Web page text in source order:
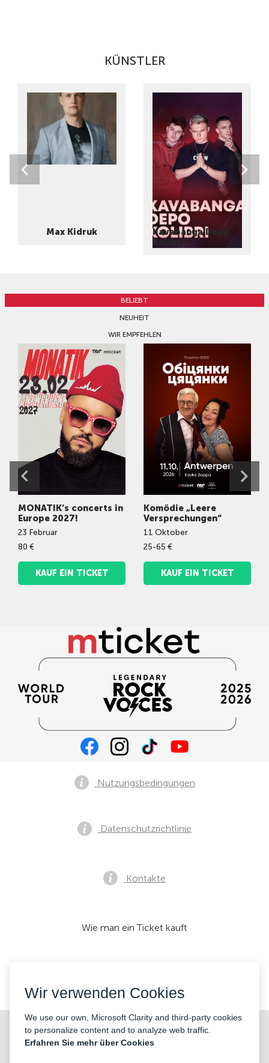
KÜNSTLER
Max Kidruk
Kavabanga Depo
Kolibri
BELIEBT
NEUHEIT
WIR EMPFEHLEN
MONATIK’s concerts in
Europe 2027!
23 Februar
80 €
KAUF EIN TICKET
Komödie „Leere
Versprechungen“
11 Oktober
25-65 €
KAUF EIN TICKET
©2026 «KONTRAMARKA OÜ» Alle Rechte vorbehalten
Nutzungsbedingungen
Datenschutzrichtlinie
Kontakte
Wie man ein Ticket kauft
Wir verwenden Cookies
We use our own, Microsoft Clarity and third-party cookies
to personalize content and to analyze web traffic.
Erfahren Sie mehr über Cookies